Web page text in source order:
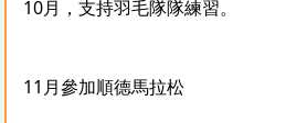
10月，支持羽毛隊隊練習。
11月參加順德馬拉松